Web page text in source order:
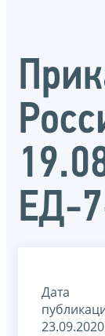
ЕД-
Дата
23.09.2020